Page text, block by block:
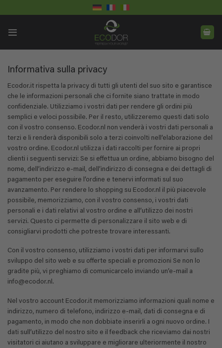
ai
Informativa sulla privacy
Ecodor.it rispetta la privacy di tutti gli utenti del suo sito e garantisce
che le informazioni personali che ci fornite siano trattate in modo
confidenziale. Utilizziamo i vostri dati per rendere gli ordini più
semplici e veloci possibile. Per il resto, utilizzeremo questi dati solo
con il vostro consenso. Ecodor.nl non venderà i vostri dati personali a
terzi e li renderà disponibili solo a terzi coinvolti nell’elaborazione del
vostro ordine. Ecodor.nl utilizza i dati raccolti per fornire ai propri
clienti i seguenti servizi: Se si effettua un ordine, abbiamo bisogno del
nome, dell’indirizzo e-mail, dell’indirizzo di consegna e dei dettagli di
pagamento per eseguire l’ordine e tenervi informati sul suo
avanzamento. Per rendere lo shopping su Ecodor.nl il più piacevole
possibile, memorizziamo, con il vostro consenso, i vostri dati
personali e i dati relativi al vostro ordine e all’utilizzo dei nostri
servizi. Questo ci permette di personalizzare il sito web e di
consigliarvi prodotti che potreste trovare interessanti.
Con il vostro consenso, utilizziamo i vostri dati per informarvi sullo
sviluppo del sito web e su offerte speciali e promozioni Se non lo
gradite più, vi preghiamo di comunicarcelo inviando un’e-mail a
info@ecodor.nl.
Nel vostro account Ecodor.it memorizziamo informazioni quali nome e
indirizzo, numero di telefono, indirizzo e-mail, dati di consegna e di
pagamento, in modo che non dobbiate inserirli a ogni nuovo ordine. I
dati sull’utilizzo del nostro sito e il feedback che riceviamo dai nostri
visitatori ci aiutano a sviluppare e migliorare ulteriormente il nostro